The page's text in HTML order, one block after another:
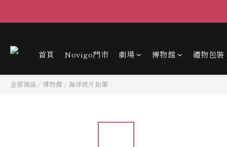
首頁 Novigo門市 劇場 博物館 禮物包裝
全部商品 / 博物館 / 海洋玻片鉛筆